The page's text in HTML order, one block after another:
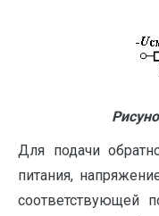
Для подачи
питания,
соответствующей